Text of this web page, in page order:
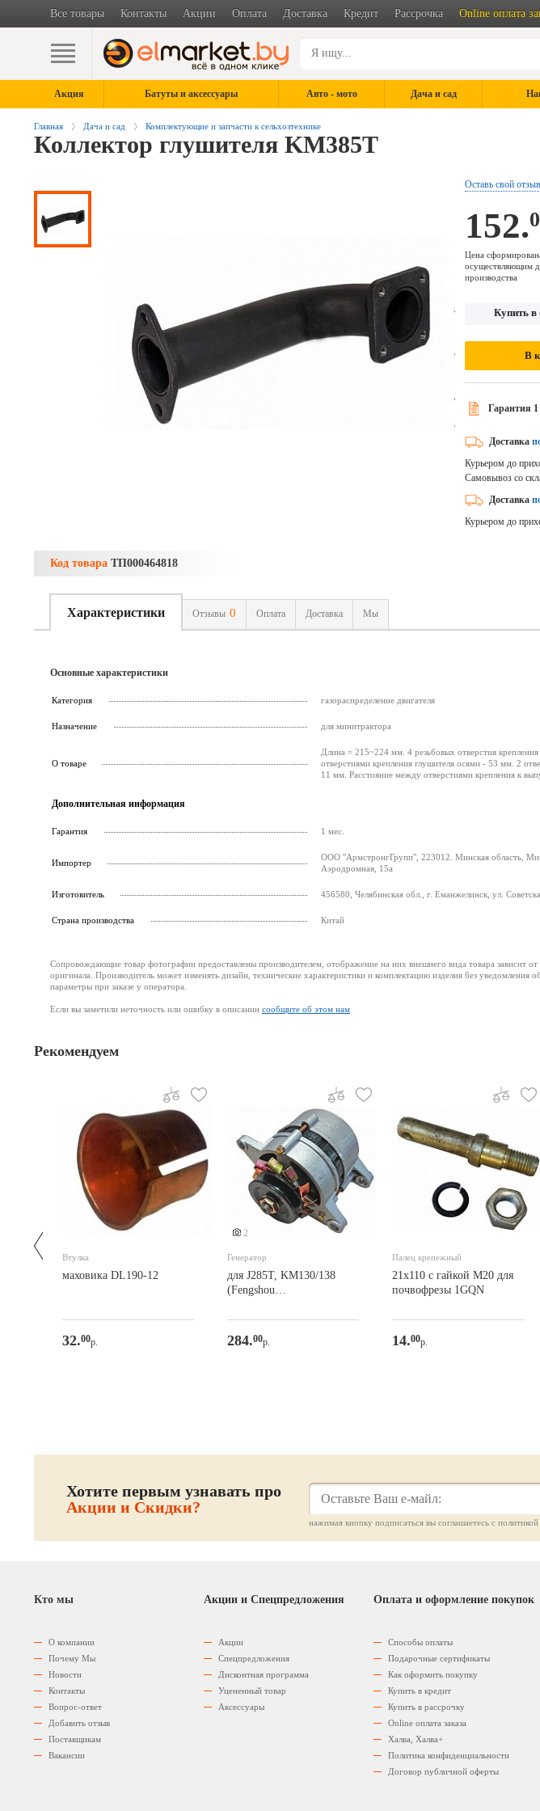
Все товары Контакты Акции Оплата Доставка Кредит Рассрочка Online оплата
Акция Батуты и аксессуары Авто - мото Дача и сад
Главная Дача и сад Комплектующие и запчасти к сельхозтехнике
Коллектор глушителя KM385T
Оставь свой отзыв
152.
Цена
осуществляющим
производства
Купить в
В
Гарантия 1
Доставка
Курьером до
Самовывоз со
Доставка
Курьером до
Код товара ТП000464818
Характеристики Отзывы 0 Оплата Доставка Мы
Основные характеристики
Категория газораспределение двигателя
Назначение для минитрактора
О товаре
Длина = 215~224 мм. 4 резьбовых отверстия
отверстиями крепления глушителя осями - 53 мм. 2
11 мм. Расстояние между отверстиями крепления к
Дополнительная информация
Гарантия 1 мес.
Импортер
ООО "АрмстронгГрупп", 223012. Минская область,
Аэродромная, 15а
Изготовитель 456580, Челябинская обл., г. Еманжелинск, ул.
Страна производства Китай
Сопровождающие товар фотографии предоставлены производителем, отображение на них внешнего вида товара зависит от
оригинала. Производитель может изменять дизайн, технические характеристики и комплектацию изделия без уведомления
параметры при заказе у оператора.
Если вы заметили неточность или ошибку в описании сообщите об этом нам
Рекомендуем
Втулка
маховика DL190-12
32.00р.
2
Генератор
для J285T, KM130/138
(Fengshou
284.00р.
Палец крепежный
21х110 с гайкой М20 для
почвофрезы 1GQN
14.00р.
Хотите первым узнавать про
Акции и Скидки?
нажимая кнопку подписаться вы соглашаетесь с
Кто мы
О компании
Почему Мы
Новости
Контакты
Вопрос-ответ
Добавить отзыв
Поставщикам
Вакансии
Акции и Спецпредложения
Акции
Спецпредложения
Дисконтная программа
Уцененный товар
Аксессуары
Оплата и оформление покупок
Способы оплаты
Подарочные сертификаты
Как оформить покупку
Купить в кредит
Купить в рассрочку
Оnline оплата заказа
Халва, Халва+
Политика конфиденциальности
Договор публичной оферты